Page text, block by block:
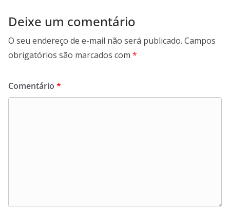
Deixe um comentário
O seu endereço de e-mail não será publicado. Campos
obrigatórios são marcados com *
Comentário *